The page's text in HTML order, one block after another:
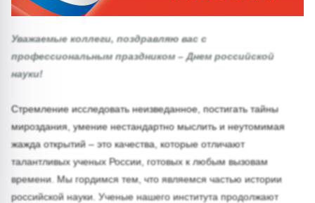
Уважаемые коллеги, поздравляю вас с
профессиональным праздником – Днем российской
науки!
Стремление исследовать неизведанное, постигать тайны
мироздания, умение нестандартно мыслить и неутомимая
жажда открытий – это качества, которые отличают
талантливых ученых России, готовых к любым вызовам
времени. Мы гордимся тем, что являемся частью истории
российской науки. Ученые нашего института продолжают